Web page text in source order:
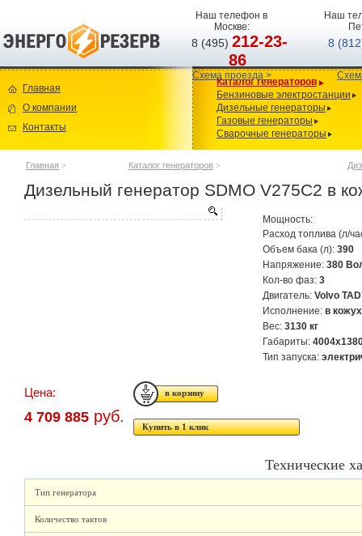
Наш телефон в
Москве:
8 (495)212-23-
86
Схема проезда >
Наш
8
Главная
О компании
Контакты
Каталог генераторов
Бензиновые электростанции
Дизельные генераторы
Газовые генераторы
Сварочные генераторы
Главная > Каталог генераторов >
Дизельный генератор SDMO V275C2 в
Мощность:
Расход топлива (л/
Объем бака (л): 390
Напряжение: 380
Кол-во фаз: 3
Двигатель: Volvo
Исполнение: в
Вес: 3130 кг
Габариты:
Тип запуска:
Цена:
4 709 885 руб.
Купить в 1 клик
Технические
Тип генератора
Количество тактов